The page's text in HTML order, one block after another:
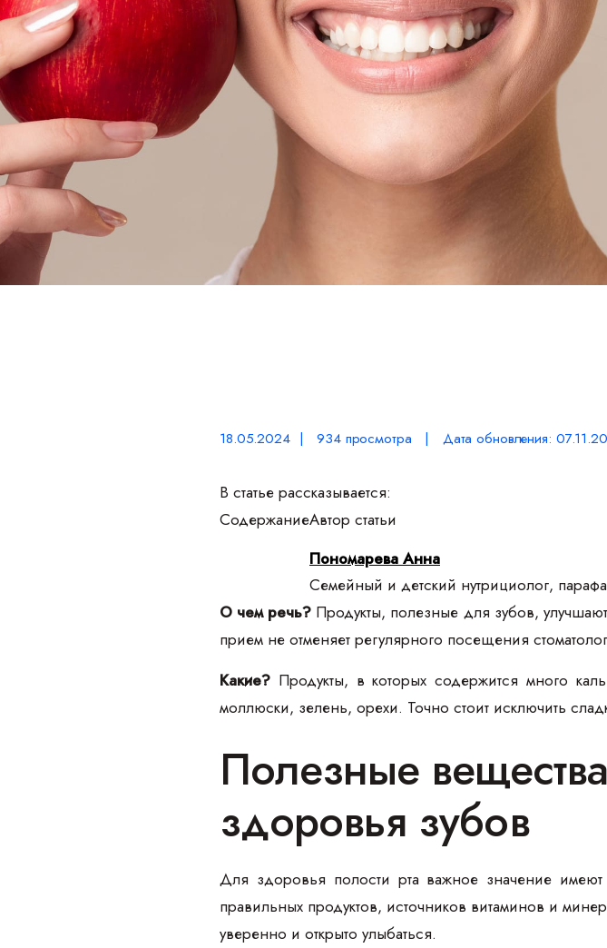
18.05.2024 | 934 просмотра | Дата обновления:
В статье рассказывается:
СодержаниеАвтор статьи
Пономарева Анна
Семейный и детский нутрициолог,
О чем речь? Продукты, полезные для зубов,
прием не отменяет регулярного посещения
Какие? Продукты, в которых содержится много
моллюски, зелень, орехи. Точно стоит исключить
Полезные
здоровья зубов
Для здоровья полости рта важное значение
правильных продуктов, источников витаминов и
уверенно и открыто улыбаться.